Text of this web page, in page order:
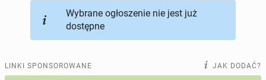
TOWARZYSKIE 117ogłoszeń online
Wybrane ogłoszenie nie jest już
dostępne
LINKI SPONSOROWANE JAK DODAĆ?